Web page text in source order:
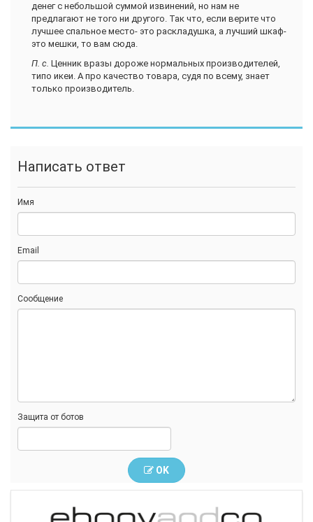
денег с небольшой суммой извинений, но нам не
предлагают не того ни другого. Так что, если верите что
лучшее спальное место- это раскладушка, а лучший шкаф-
это мешки, то вам сюда.
П. с. Ценник вразы дороже нормальных производителей,
типо икеи. А про качество товара, судя по всему, знает
только производитель.
Написать ответ
Имя
Email
Сообщение
Защита от ботов
OK